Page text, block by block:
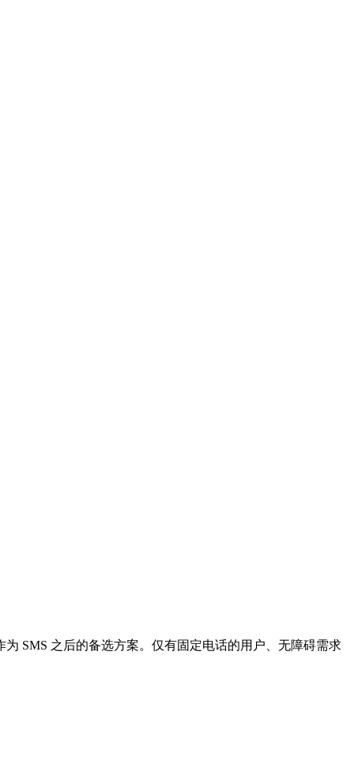
SMS 之后的备选方案。仅有固定电话的用户、无障碍需求